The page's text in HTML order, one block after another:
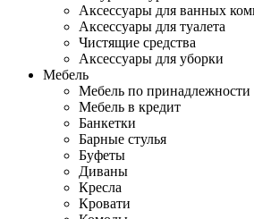
Аксессуары для ванных
Аксессуары для туалета
Чистящие средства
Аксессуары для уборки
Мебель
Мебель по принадлежности
Мебель в кредит
Банкетки
Барные стулья
Буфеты
Диваны
Кресла
Кровати